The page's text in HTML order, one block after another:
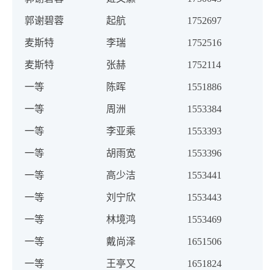
郭谢碧蓉 起航 1752697
麦斯特 李瑞 1752516
麦斯特 张赫 1752114
一等 陈晖 1551886
一等 周洲 1553384
一等 李亚乘 1553393
一等 胡雨宽 1553396
一等 高少洁 1553441
一等 刘宁欣 1553443
一等 林境鸿 1553469
一等 戴尚泽 1651506
一等 王亭又 1651824